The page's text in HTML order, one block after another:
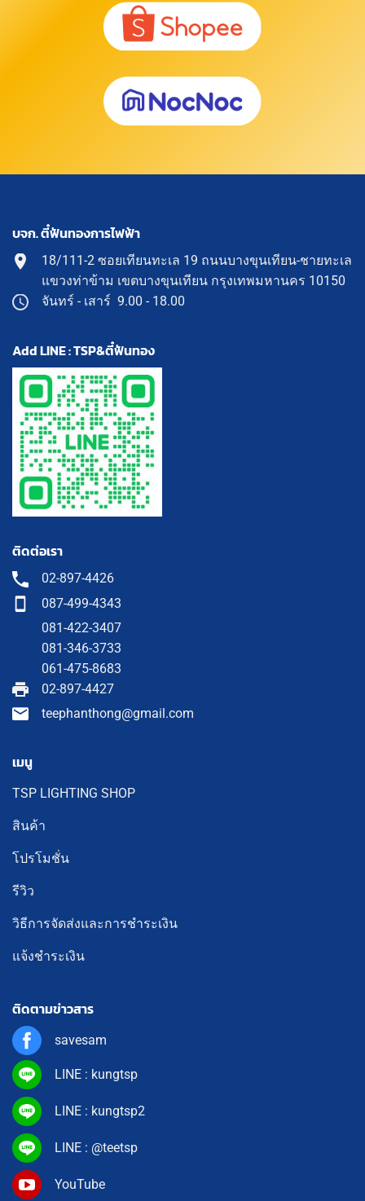
บจก. ตี๋ฟันทองการไฟฟ้า
18/111-2 ซอยเทียนทะเล 19 ถนนบางขุนเทียน-ชายทะเล
แขวงท่าข้าม เขตบางขุนเทียน กรุงเทพมหานคร 10150
จันทร์ - เสาร์ 9.00 - 18.00
Add LINE : TSP&ตี๋ฟันทอง
ติดต่อเรา
02-897-4426
087-499-4343
081-422-3407
081-346-3733
061-475-8683
02-897-4427
teephanthong@gmail.com
เมนู
TSP LIGHTING SHOP
สินค้า
โปรโมชั่น
รีวิว
วิธีการจัดส่งและการชำระเงิน
แจ้งชำระเงิน
ติดตามข่าวสาร
savesam
LINE : kungtsp
LINE : kungtsp2
LINE : @teetsp
YouTube